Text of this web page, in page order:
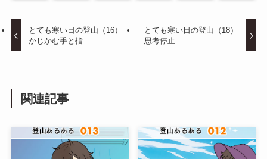
とても寒い日の登山（16）
かじかむ手と指
とても寒い日の登山（18）
思考停止
関連記事